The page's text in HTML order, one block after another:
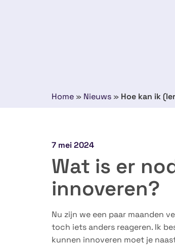
Home » Nieuws » Hoe kan ik
7 mei 2024
Wat is er
innoveren?
Nu zijn we een paar maanden
toch iets anders reageren. Ik
kunnen innoveren moet je